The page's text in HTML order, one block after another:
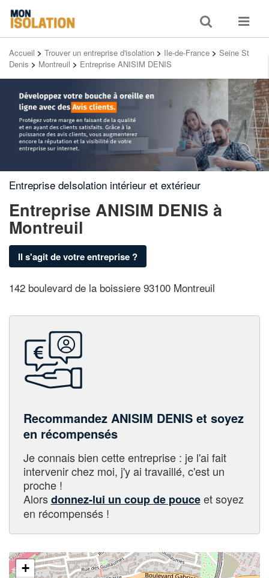
Toggle
search
Toggle
Accueil > Trouver un entreprise d'isolation > Ile-de-France > Seine St
Denis > Montreuil > Entreprise ANISIM DENIS
Entreprise deIsolation intérieur et extérieur
Entreprise ANISIM DENIS à
Montreuil
Il s'agit de votre entreprise ?
142 boulevard de la boissiere 93100 Montreuil
Recommandez ANISIM DENIS et soyez
en récompensés
Je connais bien cette entreprise : je l'ai fait
intervenir chez moi, j'y ai travaillé, c'est un
proche !
Alorsdonnez-lui un coup de pouceet soyez
en récompensés !
+